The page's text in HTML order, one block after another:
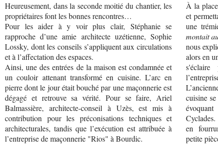
Heureusement, dans la seconde moitié du chantier, les
propriétaires font les bonnes rencontres…
Pour les aider à y voir plus clair, Stéphanie se
rapproche d’une amie architecte uzétienne, Sophie
Lossky, dont les conseils s’appliquent aux circulations
et à l’affectation des espaces.
Ainsi, une des entrées de la maison est condamnée et
un couloir attenant transformé en cuisine. L’arc en
pierre dont le jour était bouché par une maçonnerie est
dégagé et retrouve sa vérité. Pour se faire, Ariel
Balmassière, architecte-conseil à Uzès, est mis à
contribution pour les préconisations techniques et
architecturales, tandis que l’exécution est attribuée à
l’entreprise de maçonnerie "Rios" à Bourdic.
À la
et
une
montait
nous
alors en
cuisine
en
petite